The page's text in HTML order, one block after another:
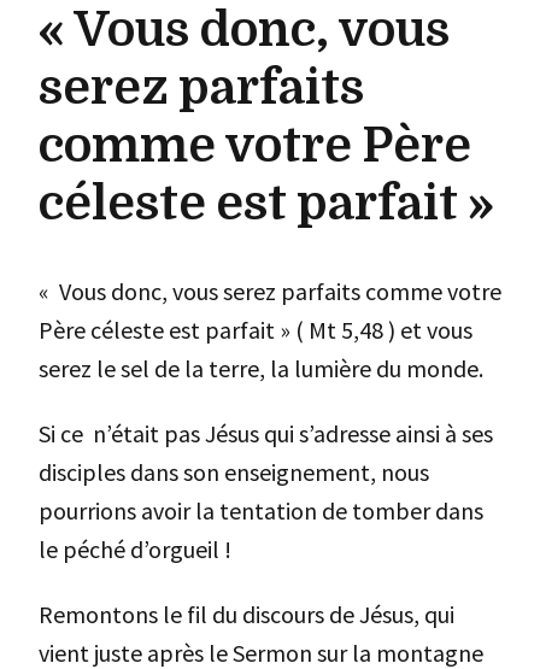
« Vous donc, vous
serez parfaits
comme votre Père
céleste est parfait »
« Vous donc, vous serez parfaits comme votre
Père céleste est parfait » ( Mt 5,48 ) et vous
serez le sel de la terre, la lumière du monde.
Si ce n’était pas Jésus qui s’adresse ainsi à ses
disciples dans son enseignement, nous
pourrions avoir la tentation de tomber dans
le péché d’orgueil !
Remontons le fil du discours de Jésus, qui
vient juste après le Sermon sur la montagne